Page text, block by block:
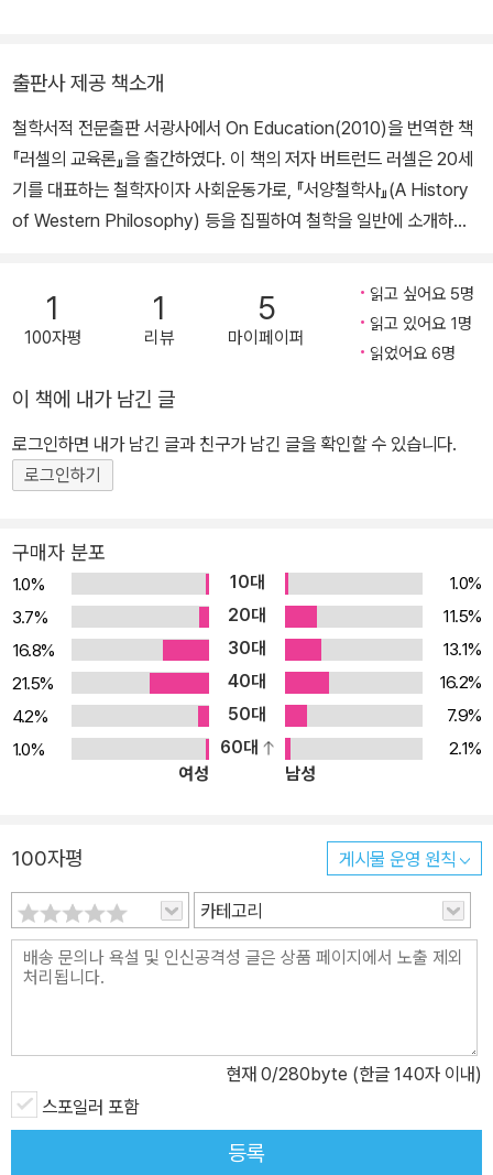
로 많은 활동을 한 러셀은 논리학이나 인식론 이외에도 철학의 다른
문제에 대한 다수의 저서를 출판하였다.
의 교육사상』(자크 마리탱 지음)『, 현대교육사상』(G.F. 넬러 지음)『,
루소의 교육론: 에밀』이 있다.
출판사 제공 책소개
철학서적 전문출판 서광사에서 On Education(2010)을 번역한 책
『러셀의 교육론』을 출간하였다. 이 책의 저자 버트런드 러셀은 20세
기를 대표하는 철학자이자 사회운동가로, 『서양철학사』(A History
of Western Philosophy) 등을 집필하여 철학을 일반에 소개하는
역은 이화여자대학교 명예교수 안인희 교수가 맡았다. 버트런드 러셀
의 명저 중 하나인 이 책은 교육철학 분야의 필수 참고서라 할 수 있
다. 논리학, 지식론, 형이상학, 윤리학, 사회철학 등 광범위한 영역에
실제 경험을 바탕으로 저술한 이 책은 1926년 초판이 발행되었을 때
와 똑같은 통찰력과 적응력을 오늘날에도 여전히 유지하고 있는 고전
이다. 본문은 모두 3부 19장으로 구성되어 있다. 먼저 1부에서는 러
셀이 지향하는 교육의 목적이 소개된다. 러셀은 어린이를 자유롭고
다고 주장하며, 교육을 성격교육과 지식교육으로 구분한다. 이어지는
2부에서는 유년기 교육의 중요성을 강조하며 어린이 성격형성을 위
한 훈련에 대해 상세하게 고찰한다. 3부에서는 읽기, 쓰기와 같은 초
보적 지식으로부터 대학교육에 이르기까지 지식교육의 목적과 교과
내용, 가능성을 논의한다. 아이들을 말과 생각에 진정성이 있는 사람
으로 키우려면, 또한 순수하고 유익한 기쁨을 느낄 수 있는 지적인 호
기심을 일깨우려면, 그리고 넓은 시각과 생생한 흥미를 제공하여 자
유로운 시민으로 길러 내려면 어떻게 교육해야 할까? 러셀은 어린이
교육이야말로 새로운 세상을 여는 열쇠라고 강조한다. “휴머니즘과
인간의 본성에 대한 통찰”을 흥미롭고도 평이하게 서술하고 있는 이
책이 전공자들은 물론 어린이 교육을 고민하는 교사와 부모들에게도
귀중한 길잡이가 되기를 기대한다.
1
100자평
1
리뷰
5
마이페이퍼
읽고 싶어요 5명
읽고 있어요 1명
읽었어요 6명
이 책에 내가 남긴 글
로그인하면 내가 남긴 글과 친구가 남긴 글을 확인할 수 있습니다.
로그인하기
구매자 분포
1.0% 10대
1.0%
3.7%
20대
11.5%
16.8%
30대
13.1%
21.5%
40대
16.2%
4.2%
50대
7.9%
1.0%
60대
2.1%
여성
남성
100자평 게시물 운영 원칙
카테고리
현재 0/280byte (한글 140자 이내)
스포일러 포함
등록